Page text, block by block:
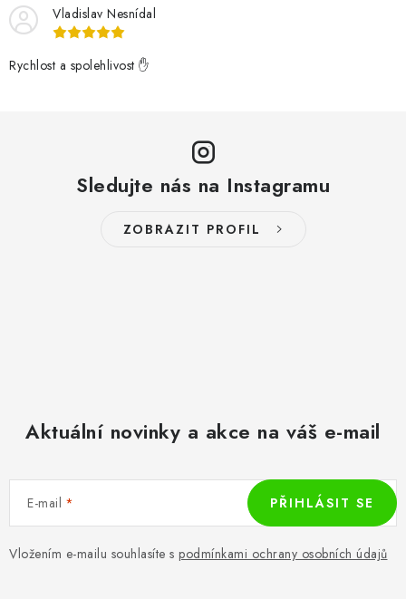
Vladislav Nesnídal
Rychlost a spolehlivost ✋
Sledujte nás na Instagramu
ZOBRAZIT PROFIL
Aktuální novinky a akce na váš e-mail
E-mail
Vložením e-mailu souhlasíte s podmínkami ochrany osobních údajů
PŘIHLÁSIT SE